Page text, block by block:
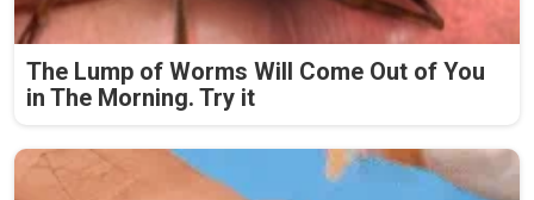
The Lump of Worms Will Come Out of You
in The Morning. Try it